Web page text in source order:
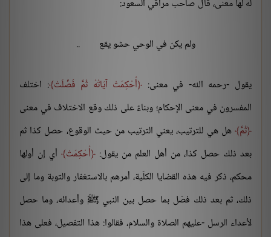
له لها معنى، قال صاحب مراقي السعود:
ولم يكن في الوحي حشو يقع ..
يقول -رحمه الله- في معنى: أُحْكِمَتْ آيَاتُهُ ثُمَّ فُصِّلَتْ : اختلف
المفسرون في معنى الإحكام؛ وبناءً على ذلك وقع الاختلاف في معنى
ثُمَّ هل هي للترتيب، يعني الترتيب من حيث الوقوع، حصل كذا ثم
بعد ذلك حصل كذا، من أهل العلم من يقول: أُحْكِمَتْ أي إن أولها
محكم، ذكر فيه هذه القضايا الكلّية، أمرهم بالاستغفار والتوبة وما إلى
ذلك، ثم بعد ذلك فصّل بما حصل بين النبي ﷺ وأعدائه، وما حصل
لأعداء الرسل -عليهم الصلاة والسلام، فقالوا: هذا التفصيل، فعلى هذا